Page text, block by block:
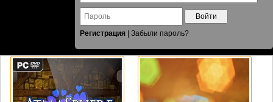
Войти
Регистрация
Забыли пароль?